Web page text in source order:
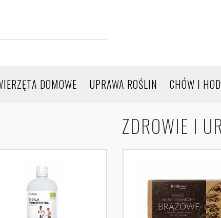
DOMOWE UPRAWA ROŚLIN CHÓW I
ZDROWIE I